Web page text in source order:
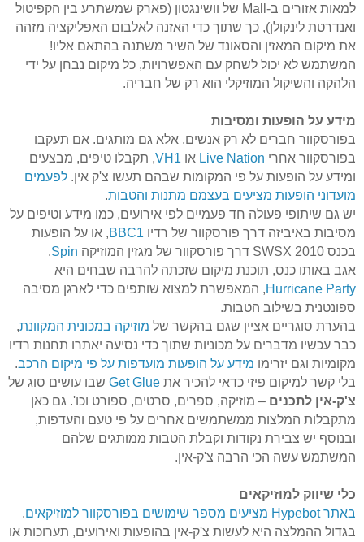
למאות אזורים ב- Mall של וושינגטון (פארק שמשתרע בין הקפיטול
ואנדרטת לינקולן), כך שתוך כדי האזנה לאלבום האפליקציה מזהה
את מיקום המאזין והסאונד של השיר משתנה בהתאם אליו!
המשתמש לא יכול לשחק עם האפשרויות, כל מיקום נבחן על ידי
הלהקה והשיקול המוזיקלי הוא רק של חבריה.
מידע על הופעות ומסיבות
בפורסקוור חברים לא רק אנשים, אלא גם מותגים. אם תעקבו
בפורסקוור אחרי Live Nation או VH1, תקבלו טיפים, מבצעים
ומידע על הופעות על פי המקומות שבהם תעשו צ'ק אין. לפעמים
מועדוני הופעות מציעים בעצמם מתנות והטבות.
יש גם שיתופי פעולה חד פעמיים לפי אירועים, כמו מידע וטיפים על
מסיבות באיביזה דרך פורסקוור של רדיו BBC1, או על הופעות
בכנס SWSX 2010 דרך פורסקוור של מגזין המוזיקה Spin
.
אגב באותו כנס, תוכנת מיקום שזכתה להרבה שבחים היא
Hurricane Party, המאפשרת למצוא שותפים כדי לארגן מסיבה
ספונטנית בשילוב הטבות.
בהערת סוגריים אציין שגם בהקשר של מוזיקה במכונית המקוונת,
כבר עכשיו מדברים על מכוניות שתוך כדי נסיעה יאתרו תחנות רדיו
מקומיות וגם יזרימו מידע על הופעות מועדפות על פי מיקום הרכב.
בלי קשר למיקום פיזי כדאי להכיר את Get Glue שבו עושים סוג של
צ'ק-אין לתכנים – מוזיקה, ספרים, סרטים, ספורט וכו'. גם כאן
מתקבלות המלצות ממשתמשים אחרים על פי טעם והעדפות,
ובנוסף יש צבירת נקודות וקבלת הטבות ממותגים שלהם
המשתמש עשה הכי הרבה צ'ק-אין.
כלי שיווק למוזיקאים
באתרHypebot מציעים מספר שימושים בפורסקוור למוזיקאים.
בגדול ההמלצה היא לעשות צ'ק-אין בהופעות ואירועים, תערוכות או